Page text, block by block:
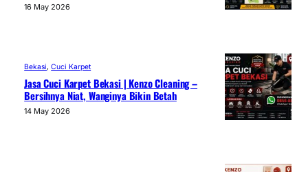
16 May 2026
Bekasi, Cuci Karpet
Jasa Cuci Karpet Bekasi | Kenzo Cleaning –
Bersihnya Niat, Wanginya Bikin Betah
14 May 2026